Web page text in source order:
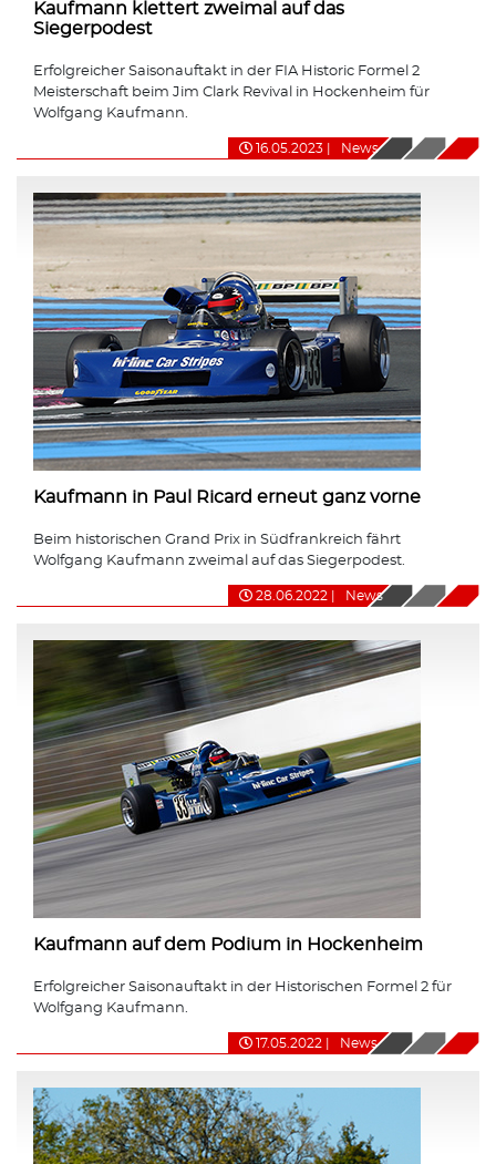
Kaufmann klettert zweimal auf das
Siegerpodest
Erfolgreicher Saisonauftakt in der FIA Historic Formel 2
Meisterschaft beim Jim Clark Revival in Hockenheim für
Wolfgang Kaufmann.
16.05.2023 News
Kaufmann in Paul Ricard erneut ganz vorne
Beim historischen Grand Prix in Südfrankreich fährt
Wolfgang Kaufmann zweimal auf das Siegerpodest.
28.06.2022 News
Kaufmann auf dem Podium in Hockenheim
Erfolgreicher Saisonauftakt in der Historischen Formel 2 für
Wolfgang Kaufmann.
17.05.2022 News